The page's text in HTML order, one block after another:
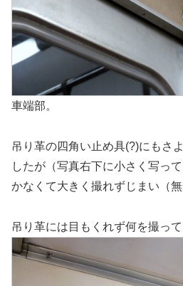
車端部。
吊り革の四角い止め具(?)にもさ
したが（写真右下に小さく写っ
かなくて大きく撮れずじまい（無
吊り革には目もくれず何を撮って